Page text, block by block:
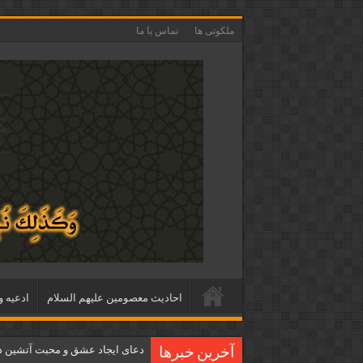
ملکوتی ها تماس با ما
احاديث معصومين عليهم السلام ادعيه
آخرین خبرها دعای ایجاد عشق و محبت